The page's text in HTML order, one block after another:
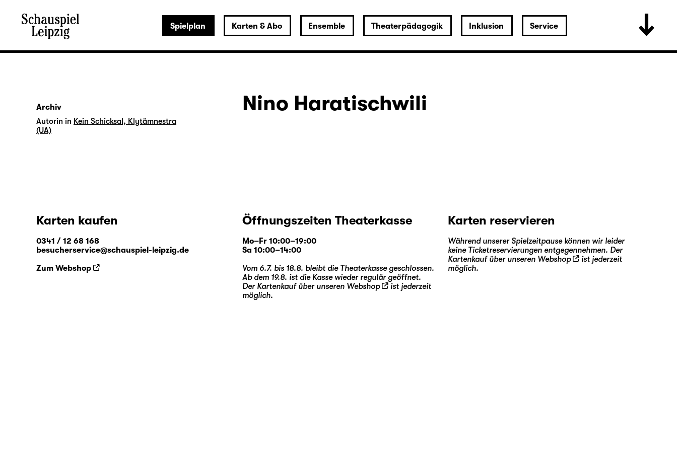
Spielplan Karten & Abo Ensemble Theaterpädagogik Inklusion Service
Nino Haratischwili
Archiv
Autorin in Kein Schicksal, Klytämnestra
(UA)
Karten kaufen
0341 / 12 68 168
besucherservice@schauspiel-leipzig.de
Zum Webshop
Öffnungszeiten Theaterkasse
Mo–Fr 10:00–19:00
Sa 10:00–14:00
Vom 6.7. bis 18.8. bleibt die Theaterkasse geschlossen.
Ab dem 19.8. ist die Kasse wieder regulär geöffnet.
Der Kartenkauf über unseren Webshop
ist jederzeit
möglich.
Karten reservieren
Während unserer Spielzeitpause können wir leider
keine Ticketreservierungen entgegennehmen. Der
Kartenkauf über unseren Webshop
ist jederzeit
möglich.